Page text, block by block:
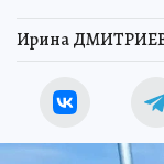
Ирина